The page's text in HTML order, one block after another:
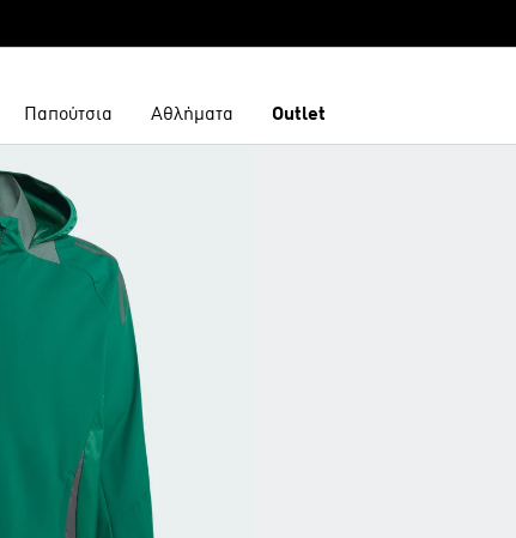
Παπούτσια Αθλήματα Outlet